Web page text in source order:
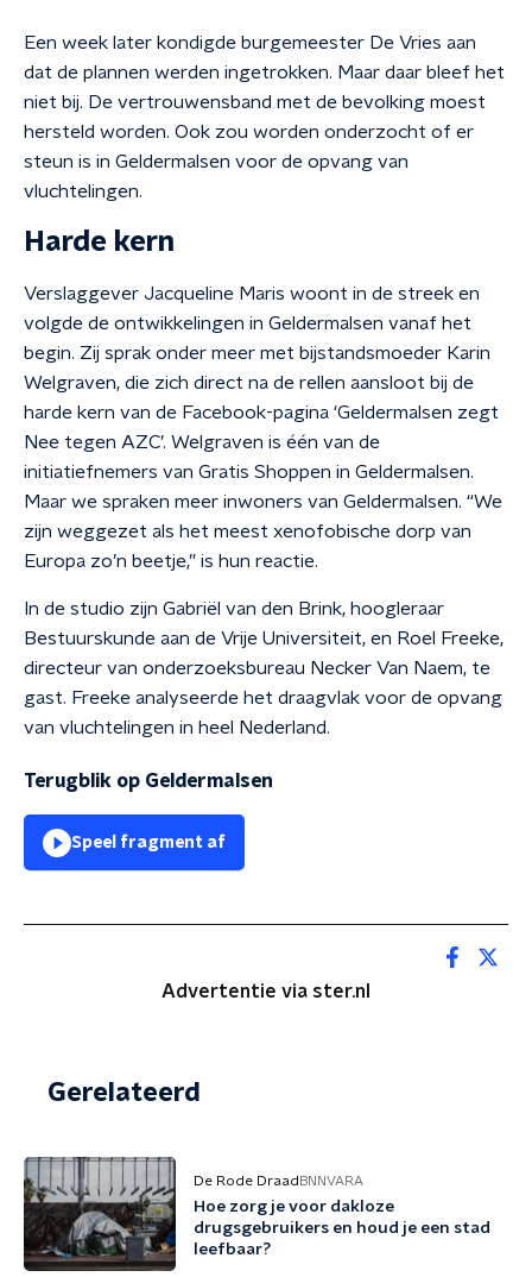
Een week later kondigde burgemeester De Vries aan
dat de plannen werden ingetrokken. Maar daar bleef het
niet bij. De vertrouwensband met de bevolking moest
hersteld worden. Ook zou worden onderzocht of er
steun is in Geldermalsen voor de opvang van
vluchtelingen.
Harde kern
Verslaggever Jacqueline Maris woont in de streek en
volgde de ontwikkelingen in Geldermalsen vanaf het
begin. Zij sprak onder meer met bijstandsmoeder Karin
Welgraven, die zich direct na de rellen aansloot bij de
harde kern van de Facebook-pagina ‘Geldermalsen zegt
Nee tegen AZC’. Welgraven is één van de
initiatiefnemers van Gratis Shoppen in Geldermalsen.
Maar we spraken meer inwoners van Geldermalsen. “We
zijn weggezet als het meest xenofobische dorp van
Europa zo’n beetje,” is hun reactie.
In de studio zijn Gabriël van den Brink, hoogleraar
Bestuurskunde aan de Vrije Universiteit, en Roel Freeke,
directeur van onderzoeksbureau Necker Van Naem, te
gast. Freeke analyseerde het draagvlak voor de opvang
van vluchtelingen in heel Nederland.
Terugblik op Geldermalsen
Speel fragment af
Advertentie via ster.nl
Gerelateerd
De Rode Draad BNNVARA
Hoe zorg je voor dakloze
drugsgebruikers en houd je een stad
leefbaar?